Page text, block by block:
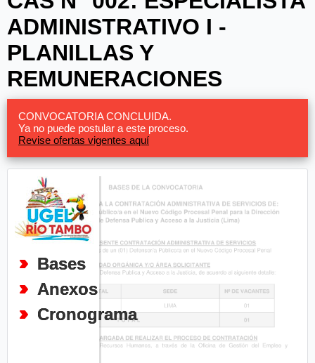
ADMINISTRATIVO I -
PLANILLAS Y
REMUNERACIONES
CONVOCATORIA CONCLUIDA.
Ya no puede postular a este proceso.
Revise ofertas vigentes aquí
Bases
Anexos
Cronograma